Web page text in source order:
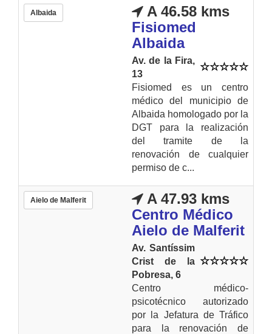
Albaida
A 46.58 kms
Fisiomed
Albaida
Av. de la Fira,
13
Fisiomed es un centro
médico del municipio de
Albaida homologado por la
DGT para la realización
del tramite de la
renovación de cualquier
permiso de c...
Aielo de Malferit
A 47.93 kms
Centro Médico
Aielo de Malferit
Av. Santíssim
Crist de la
Pobresa, 6
Centro médico-
psicotécnico autorizado
por la Jefatura de Tráfico
para la renovación de